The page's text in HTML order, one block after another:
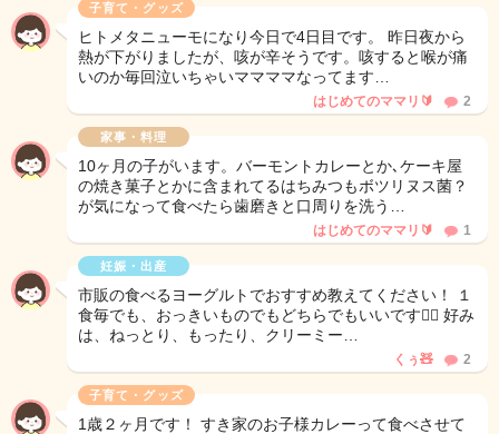
子育て・グッズ
ヒトメタニューモになり今日で4日目です。 昨日夜から
熱が下がりましたが、咳が辛そうです。咳すると喉が痛
いのか毎回泣いちゃいママママなってます…
はじめてのママリ🔰 2
家事・料理
10ヶ月の子がいます。バーモントカレーとか､ケーキ屋
の焼き菓子とかに含まれてるはちみつもボツリヌス菌？
が気になって食べたら歯磨きと口周りを洗う…
はじめてのママリ🔰 1
妊娠・出産
市販の食べるヨーグルトでおすすめ教えてください！ １
食毎でも、おっきいものでもどちらでもいいです🙆‍♀️ 好み
は、ねっとり、もったり、クリーミー…
くぅ🧸 2
子育て・グッズ
1歳２ヶ月です！ すき家のお子様カレーって食べさせて